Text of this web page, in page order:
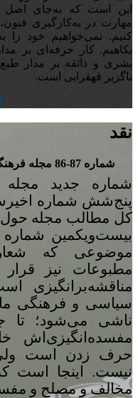
این است که به‌جای اصل
مهارت در به‌کارگیری
کنیم. نمی‌خواهیم خود
بکاهیم. کار حرفه‌ای بر
بشری و ذائقه بر مدار
ناگزیر قهقرایی است.
نقد
شماره 87-86 مجله‌ فرهنگی تحلیلی سوره‌ اندیشه منتشر شد
شماره‌ جدید مجله
پنجشش شماره‌
کل مطالب مجله
بیست‌ویکمین
موضوعی که شعار
مطبوعات نیز
مناقشه‌برانگیزی
سیاسی و فرهنگی
ناشی می‌شود؛ تا
مفسده‌انگیزی‌اش
حرف زدن است
نیست. اینجا است
مخالف و مصلح و